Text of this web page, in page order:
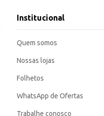
e saborosa, sendo uma
para o comércio varejista.
Institucional
Quem somos
Nossas lojas
Folhetos
WhatsApp de Ofertas
Trabalhe conosco